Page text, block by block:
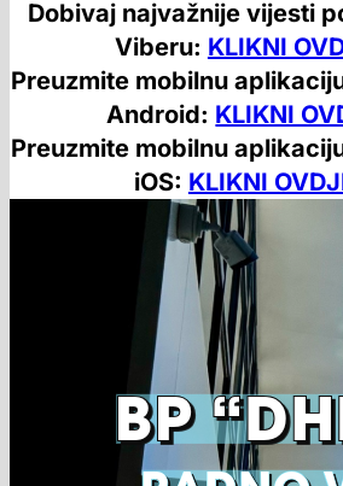
Dobivaj najvažnije vijesti
Viberu: KLIKNI
Preuzmite mobilnu
Android: KLIKNI
Preuzmite mobilnu
iOS: KLIKNI